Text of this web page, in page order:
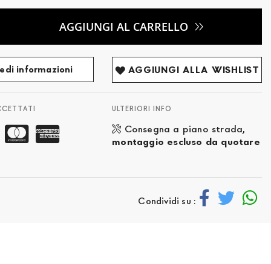
AGGIUNGI AL CARRELLO
informazioni AGGIUNGI ALLA WISHLIST
ULTERIORI INFO
Consegna a piano strada,
montaggio escluso da quotare
Condividi su :